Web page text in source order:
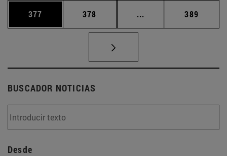
Página
377 Página
378 ... Páginas intermedias
Página
389
BUSCADOR NOTICIAS
Desde